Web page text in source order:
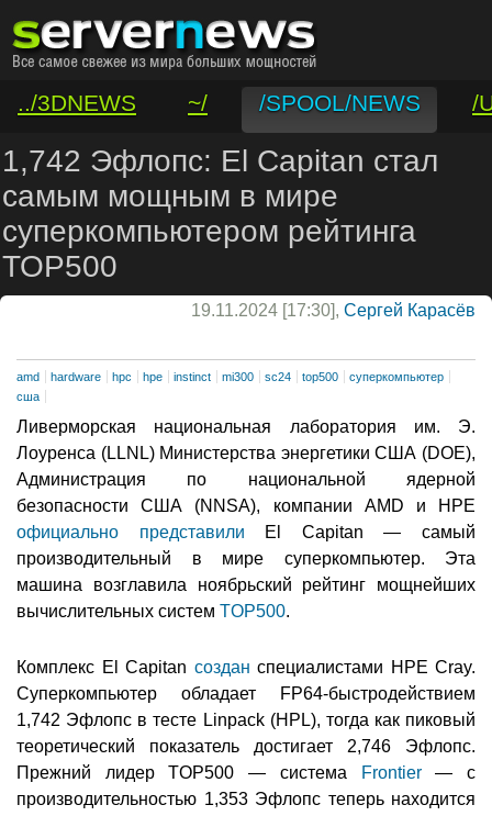
../3DNEWS ~/ /SPOOL/NEWS
/
/VAR/CONTACT
1,742 Эфлопс: El Capitan стал
самым мощным в мире
суперкомпьютером рейтинга
TOP500
19.11.2024 [17:30], Сергей Карасёв
amd hardware hpc hpe instinct mi300 sc24 top500
суперкомпьютер
сша
Ливерморская национальная лаборатория им. Э.
Лоуренса (LLNL) Министерства энергетики США (DOE),
Администрация по национальной ядерной
безопасности США (NNSA), компании AMD и HPE
официально представили El Capitan — самый
производительный в мире суперкомпьютер. Эта
машина возглавила ноябрьский рейтинг мощнейших
вычислительных систем TOP500.
Комплекс El Capitan создан специалистами HPE Cray.
Суперкомпьютер обладает FP64-быстродействием
1,742 Эфлопс в тесте Linpack (HPL), тогда как пиковый
теоретический показатель достигает 2,746 Эфлопс.
Прежний лидер TOP500 — система
Frontier— с
производительностью 1,353 Эфлопс теперь находится